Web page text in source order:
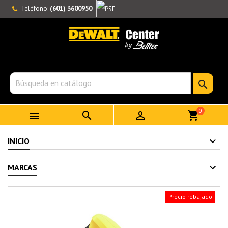
Teléfono: (601) 3600950

   shopping_cart0
INICIO
MARCAS
Precio rebajado